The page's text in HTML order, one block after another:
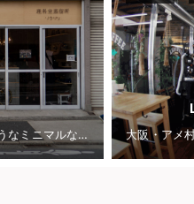
週に3日だけ開かれる理科室のようなミニマルなスタンド